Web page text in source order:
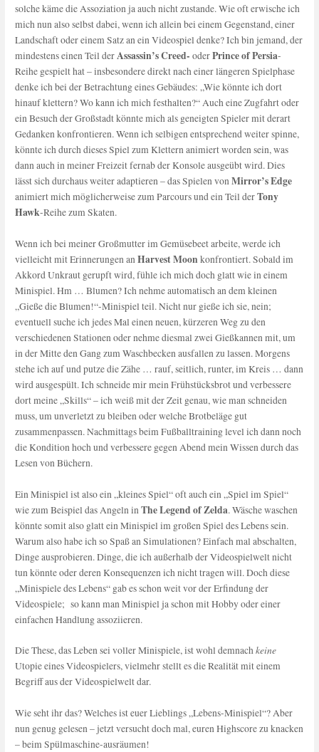
solche käme die Assoziation ja auch nicht zustande. Wie oft erwische ich
mich nun also selbst dabei, wenn ich allein bei einem Gegenstand, einer
Landschaft oder einem Satz an ein Videospiel denke? Ich bin jemand, der
mindestens einen Teil derAssassin’s Creed- oderPrince of Persia-
Reihe gespielt hat – insbesondere direkt nach einer längeren Spielphase
denke ich bei der Betrachtung eines Gebäudes: „Wie könnte ich dort
hinauf klettern? Wo kann ich mich festhalten?“ Auch eine Zugfahrt oder
ein Besuch der Großstadt könnte mich als geneigten Spieler mit derart
Gedanken konfrontieren. Wenn ich selbigen entsprechend weiter spinne,
könnte ich durch dieses Spiel zum Klettern animiert worden sein, was
dann auch in meiner Freizeit fernab der Konsole ausgeübt wird. Dies
lässt sich durchaus weiter adaptieren – das Spielen vonMirror’s Edge
animiert mich möglicherweise zum Parcours und ein Teil derTony
Hawk-Reihe zum Skaten.
Wenn ich bei meiner Großmutter im Gemüsebeet arbeite, werde ich
vielleicht mit Erinnerungen anHarvest Moon konfrontiert. Sobald im
Akkord Unkraut gerupft wird, fühle ich mich doch glatt wie in einem
Minispiel. Hm … Blumen? Ich nehme automatisch an dem kleinen
„Gieße die Blumen!“-Minispiel teil. Nicht nur gieße ich sie, nein;
eventuell suche ich jedes Mal einen neuen, kürzeren Weg zu den
verschiedenen Stationen oder nehme diesmal zwei Gießkannen mit, um
in der Mitte den Gang zum Waschbecken ausfallen zu lassen. Morgens
stehe ich auf und putze die Zähe … rauf, seitlich, runter, im Kreis … dann
wird ausgespült. Ich schneide mir mein Frühstücksbrot und verbessere
dort meine „Skills“ – ich weiß mit der Zeit genau, wie man schneiden
muss, um unverletzt zu bleiben oder welche Brotbeläge gut
zusammenpassen. Nachmittags beim Fußballtraining level ich dann noch
die Kondition hoch und verbessere gegen Abend mein Wissen durch das
Lesen von Büchern.
Ein Minispiel ist also ein „kleines Spiel“ oft auch ein „Spiel im Spiel“
wie zum Beispiel das Angeln inThe Legend of Zelda. Wäsche waschen
könnte somit also glatt ein Minispiel im großen Spiel des Lebens sein.
Warum also habe ich so Spaß an Simulationen? Einfach mal abschalten,
Dinge ausprobieren. Dinge, die ich außerhalb der Videospielwelt nicht
tun könnte oder deren Konsequenzen ich nicht tragen will. Doch diese
„Minispiele des Lebens“ gab es schon weit vor der Erfindung der
Videospiele; so kann man Minispiel ja schon mit Hobby oder einer
einfachen Handlung assoziieren.
Die These, das Leben sei voller Minispiele, ist wohl demnachkeine
Utopie eines Videospielers, vielmehr stellt es die Realität mit einem
Begriff aus der Videospielwelt dar.
Wie seht ihr das? Welches ist euer Lieblings „Lebens-Minispiel“? Aber
nun genug gelesen – jetzt versucht doch mal, euren Highscore zu knacken
– beim Spülmaschine-ausräumen!